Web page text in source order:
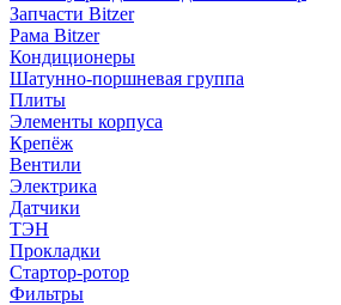
Запчасти Bitzer
Рама Bitzer
Кондиционеры
Шатунно-поршневая группа
Плиты
Элементы корпуса
Крепёж
Вентили
Электрика
Датчики
ТЭН
Прокладки
Стартор-ротор
Фильтры